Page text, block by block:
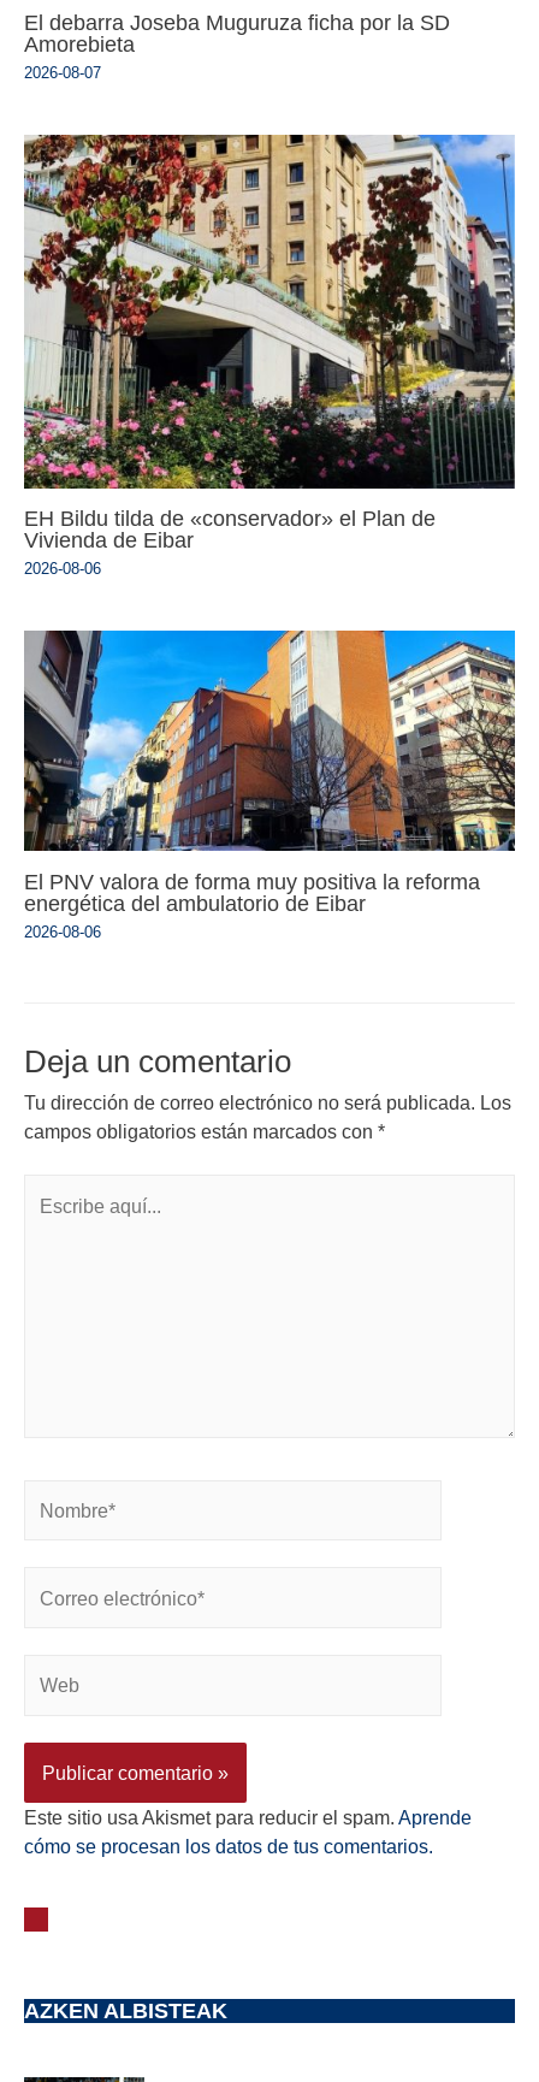
El debarra Joseba Muguruza ficha por la SD
Amorebieta
2026-08-07
EH Bildu tilda de «conservador» el Plan de
Vivienda de Eibar
2026-08-06
El PNV valora de forma muy positiva la reforma
energética del ambulatorio de Eibar
2026-08-06
Deja un comentario
Tu dirección de correo electrónico no será publicada. Los
campos obligatorios están marcados con *
Este sitio usa Akismet para reducir el spam. Aprende
cómo se procesan los datos de tus comentarios.
AZKEN ALBISTEAK